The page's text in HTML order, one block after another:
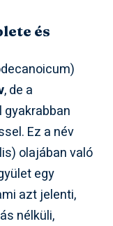
és
, de a
gyakrabban
Ez a név
olajában való
egy
azt jelenti,
nélküli,